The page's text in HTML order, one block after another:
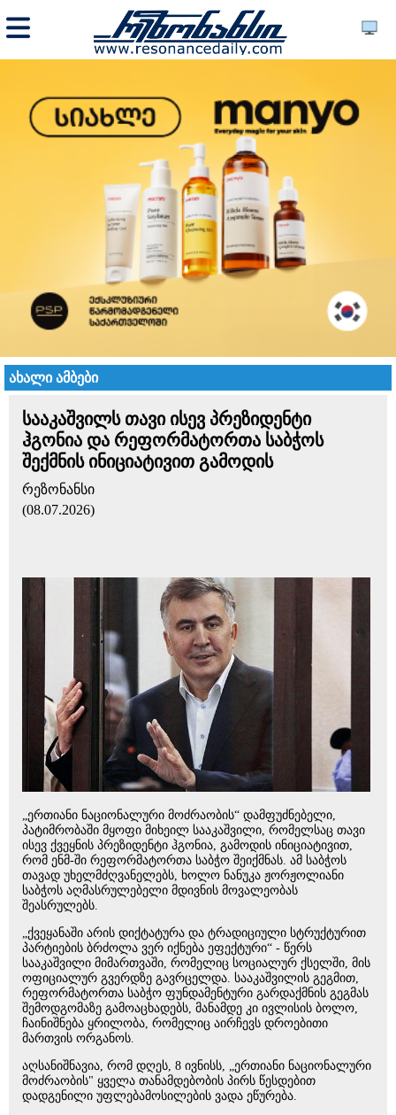
ახალი ამბები
სააკაშვილს თავი ისევ პრეზიდენტი
ჰგონია და რეფორმატორთა საბჭოს
შექმნის ინიციატივით გამოდის
რეზონანსი
(08.07.2026)
„ერთიანი ნაციონალური მოძრაობის“ დამფუძნებელი,
პატიმრობაში მყოფი მიხეილ სააკაშვილი, რომელსაც თავი
ისევ ქვეყნის პრეზიდენტი ჰგონია, გამოდის ინიციატივით,
რომ ენმ-ში რეფორმატორთა საბჭო შეიქმნას. ამ საბჭოს
თავად უხელმძღვანელებს, ხოლო ნანუკა ჟორჟოლიანი
საბჭოს აღმასრულებელი მდივნის მოვალეობას
შეასრულებს.
„ქვეყანაში არის დიქტატურა და ტრადიციული სტრუქტურით
პარტიების ბრძოლა ვერ იქნება ეფექტური“ - წერს
სააკაშვილი მიმართვაში, რომელიც სოციალურ ქსელში, მის
ოფიციალურ გვერდზე გავრცელდა. სააკაშვილის გეგმით,
რეფორმატორთა საბჭო ფუნდამენტური გარდაქმნის გეგმას
შემოდგომაზე გამოაცხადებს, მანამდე კი ივლისის ბოლო,
ჩაინიშნება ყრილობა, რომელიც აირჩევს დროებითი
მართვის ორგანოს.
აღსანიშნავია, რომ დღეს, 8 ივნისს, „ერთიანი ნაციონალური
მოძრაობის" ყველა თანამდებობის პირს წესდებით
დადგენილი უფლებამოსილების ვადა ეწურება.